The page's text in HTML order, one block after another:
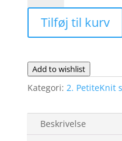
|
DROPS
Alpaca
antal
Tilføj til kurv
Add to wishlist
Kategori: 2. PetiteKnit
Beskrivelse